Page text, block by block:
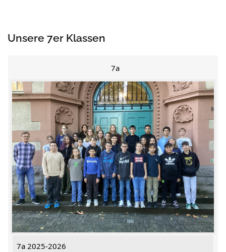
Unsere 7er Klassen
7a
7a 2025-2026